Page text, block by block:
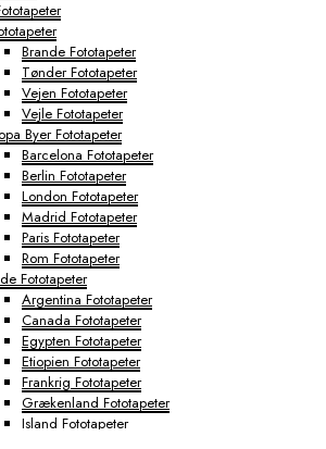
Brande Fototapeter
Tønder Fototapeter
Vejen Fototapeter
Vejle Fototapeter
Byer Fototapeter
Barcelona Fototapeter
Berlin Fototapeter
London Fototapeter
Madrid Fototapeter
Paris Fototapeter
Rom Fototapeter
Fototapeter
Argentina Fototapeter
Canada Fototapeter
Egypten Fototapeter
Etiopien Fototapeter
Frankrig Fototapeter
Grækenland Fototapeter
Island Fototapeter